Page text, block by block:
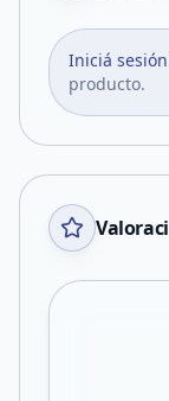
Iniciá sesión
producto.